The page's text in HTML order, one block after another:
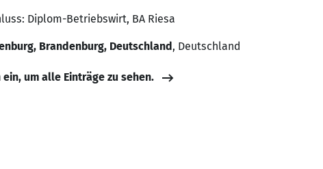
Diplom-Betriebswirt, BA Riesa
Brandenburg, Deutschland, Deutschland
ein, um alle Einträge zu sehen.